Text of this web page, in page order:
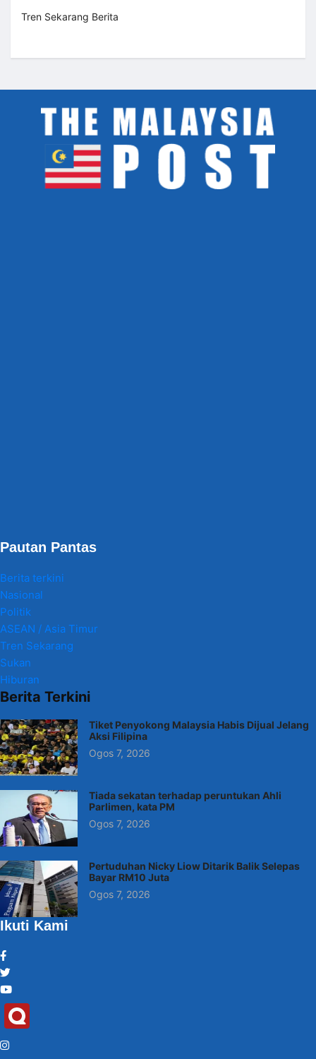
Tren Sekarang Berita
Pautan Pantas
Berita terkini
Nasional
Politik
ASEAN / Asia Timur
Tren Sekarang
Sukan
Hiburan
Berita Terkini
Tiket Penyokong Malaysia Habis Dijual Jelang
Aksi Filipina
Ogos 7, 2026
Tiada sekatan terhadap peruntukan Ahli
Parlimen, kata PM
Ogos 7, 2026
Pertuduhan Nicky Liow Ditarik Balik Selepas
Bayar RM10 Juta
Ogos 7, 2026
Ikuti Kami